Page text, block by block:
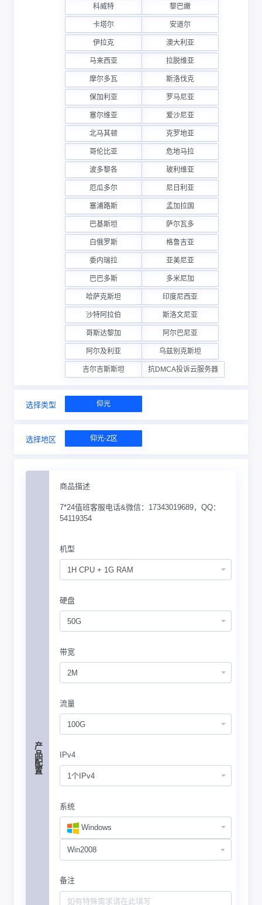
科威特 黎巴嫩
卡塔尔 安道尔
伊拉克 澳大利亚
马来西亚 拉脱维亚
摩尔多瓦 斯洛伐克
保加利亚 罗马尼亚
塞尔维亚 爱沙尼亚
北马其顿 克罗地亚
哥伦比亚 危地马拉
波多黎各 玻利维亚
厄瓜多尔 尼日利亚
塞浦路斯 孟加拉国
巴基斯坦 萨尔瓦多
白俄罗斯 格鲁吉亚
委内瑞拉 亚美尼亚
巴巴多斯 多米尼加
哈萨克斯坦 印度尼西亚
沙特阿拉伯 斯洛文尼亚
哥斯达黎加 阿尔巴尼亚
阿尔及利亚 乌兹别克斯坦
吉尔吉斯斯坦 抗DMCA投诉云服务器
选择类型 仰光
选择地区 仰光-Z区
产品配置
商品描述
7*24值班客服电话&微信：17343019689，QQ：
54119354
机型
1H CPU + 1G RAM
硬盘
50G
带宽
2M
流量
100G
IPv4
1个IPv4
系统
Windows
备注